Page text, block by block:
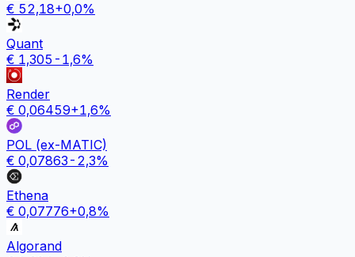
€ 52,18+0,0%
Quant
€ 1,305 -1,6%
Render
€ 0,06459+1,6%
POL (ex-MATIC)
€ 0,07863 -2,3%
Ethena
€ 0,07776+0,8%
Algorand